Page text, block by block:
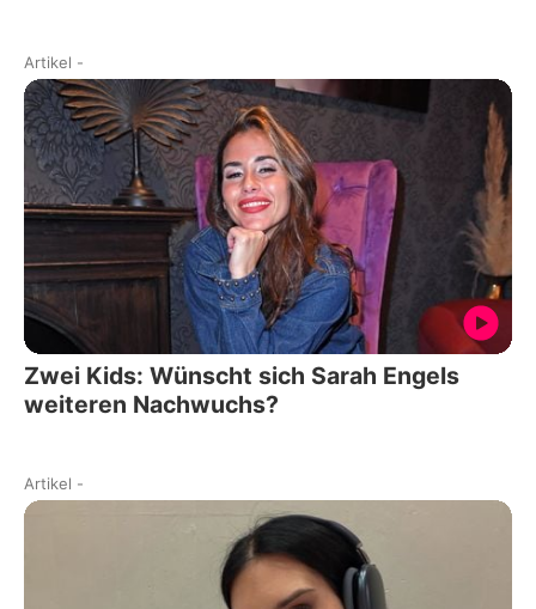
Artikel -
Zwei Kids: Wünscht sich Sarah Engels
weiteren Nachwuchs?
Artikel -